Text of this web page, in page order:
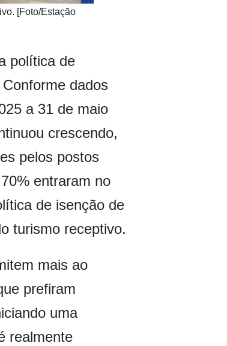
[Foto/Estação
política de
dados
a 31 de maio
crescendo,
pelos postos
entraram no
de isenção de
turismo receptivo.
mais ao
prefiram
uma
realmente